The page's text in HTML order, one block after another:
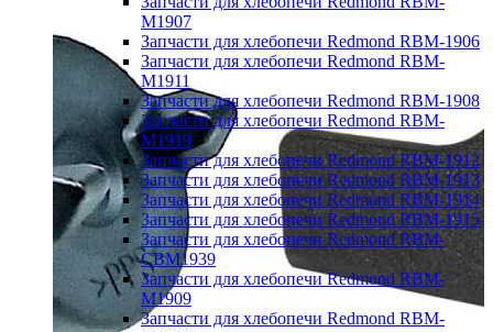
M1907
Запчасти для хлебопечи Redmond RBM-1906
Запчасти для хлебопечи Redmond RBM-
M1911
Запчасти для хлебопечи Redmond RBM-1908
Запчасти для хлебопечи Redmond RBM-
M1919
Запчасти для хлебопечи Redmond RBM-1912
Запчасти для хлебопечи Redmond RBM-1913
Запчасти для хлебопечи Redmond RBM-1914
Запчасти для хлебопечи Redmond RBM-1915
Запчасти для хлебопечи Redmond RBM-
CBM1939
Запчасти для хлебопечи Redmond RBM-
M1909
Запчасти для хлебопечи Redmond RBM-